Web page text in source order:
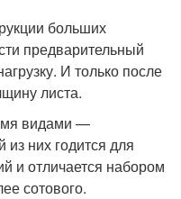
больших
предварительный
И только после
листа.
видами —
них годится для
и отличается набором
сотового.